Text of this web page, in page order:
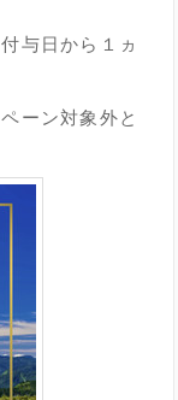
与日から１ヵ
ーン対象外と